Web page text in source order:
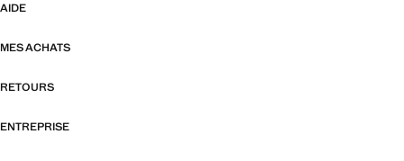
AIDE
MES ACHATS
RETOURS
ENTREPRISE